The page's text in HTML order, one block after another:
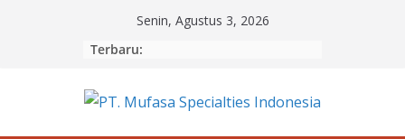
Senin, Agustus 3, 2026
Terbaru: